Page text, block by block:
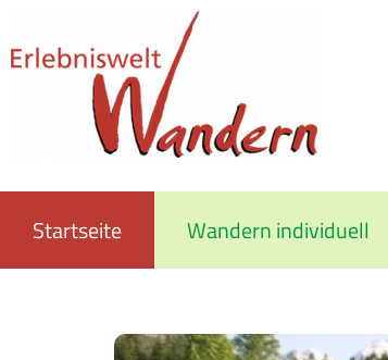
Startseite
Wandern individuell